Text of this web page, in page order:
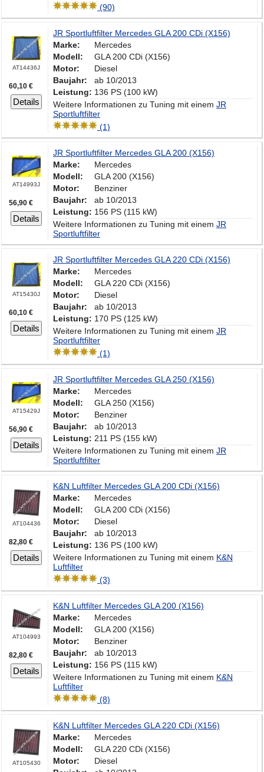
(90)
AT14436J
60,10 €
Details
JR Sportluftfilter Mercedes GLA 200 CDi (X156)
Marke:
Mercedes
Modell:
GLA 200 CDi (X156)
Motor:
Diesel
Baujahr:
ab 10/2013
Leistung: 136 PS (100 kW)
Weitere Informationen zu Tuning mit einem JR
Sportluftfilter
(1)
AT14993J
56,90 €
Details
JR Sportluftfilter Mercedes GLA 200 (X156)
Marke:
Mercedes
Modell:
GLA 200 (X156)
Motor:
Benziner
Baujahr:
ab 10/2013
Leistung: 156 PS (115 kW)
Weitere Informationen zu Tuning mit einem JR
Sportluftfilter
AT15430J
60,10 €
Details
JR Sportluftfilter Mercedes GLA 220 CDi (X156)
Marke:
Mercedes
Modell:
GLA 220 CDi (X156)
Motor:
Diesel
Baujahr:
ab 10/2013
Leistung: 170 PS (125 kW)
Weitere Informationen zu Tuning mit einem JR
Sportluftfilter
(1)
AT15429J
56,90 €
Details
JR Sportluftfilter Mercedes GLA 250 (X156)
Marke:
Mercedes
Modell:
GLA 250 (X156)
Motor:
Benziner
Baujahr:
ab 10/2013
Leistung: 211 PS (155 kW)
Weitere Informationen zu Tuning mit einem JR
Sportluftfilter
AT104436
82,80 €
Details
K&N Luftfilter Mercedes GLA 200 CDi (X156)
Marke:
Mercedes
Modell:
GLA 200 CDi (X156)
Motor:
Diesel
Baujahr:
ab 10/2013
Leistung: 136 PS (100 kW)
Weitere Informationen zu Tuning mit einem K&N
Luftfilter
(3)
AT104993
82,80 €
Details
K&N Luftfilter Mercedes GLA 200 (X156)
Marke:
Mercedes
Modell:
GLA 200 (X156)
Motor:
Benziner
Baujahr:
ab 10/2013
Leistung: 156 PS (115 kW)
Weitere Informationen zu Tuning mit einem K&N
Luftfilter
(8)
AT105430
K&N Luftfilter Mercedes GLA 220 CDi (X156)
Marke:
Mercedes
Modell:
GLA 220 CDi (X156)
Motor:
Diesel